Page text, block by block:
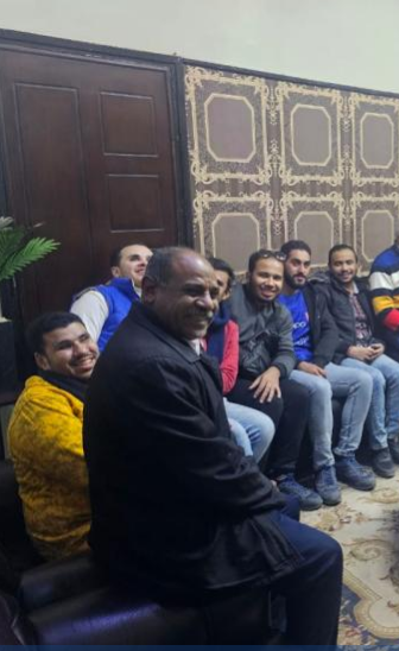
الدواء المصرية يشن حملة رقابية مكبرة
لضبط المنشآت الطبية المخالفة .....